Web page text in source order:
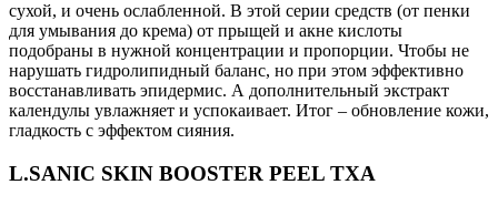
сухой, и очень ослабленной. В этой серии средств (от пенки
для умывания до крема) от прыщей и акне кислоты
подобраны в нужной концентрации и пропорции. Чтобы не
нарушать гидролипидный баланс, но при этом эффективно
восстанавливать эпидермис. А дополнительный экстракт
календулы увлажняет и успокаивает. Итог – обновление кожи,
гладкость с эффектом сияния.
L.SANIC SKIN BOOSTER PEEL TXA